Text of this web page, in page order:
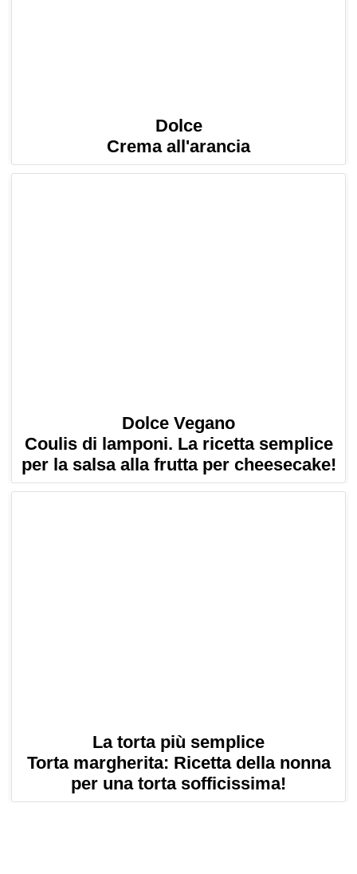
Dolce
Crema all'arancia
Dolce Vegano
Coulis di lamponi. La ricetta semplice
per la salsa alla frutta per cheesecake!
La torta più semplice
Torta margherita: Ricetta della nonna
per una torta sofficissima!